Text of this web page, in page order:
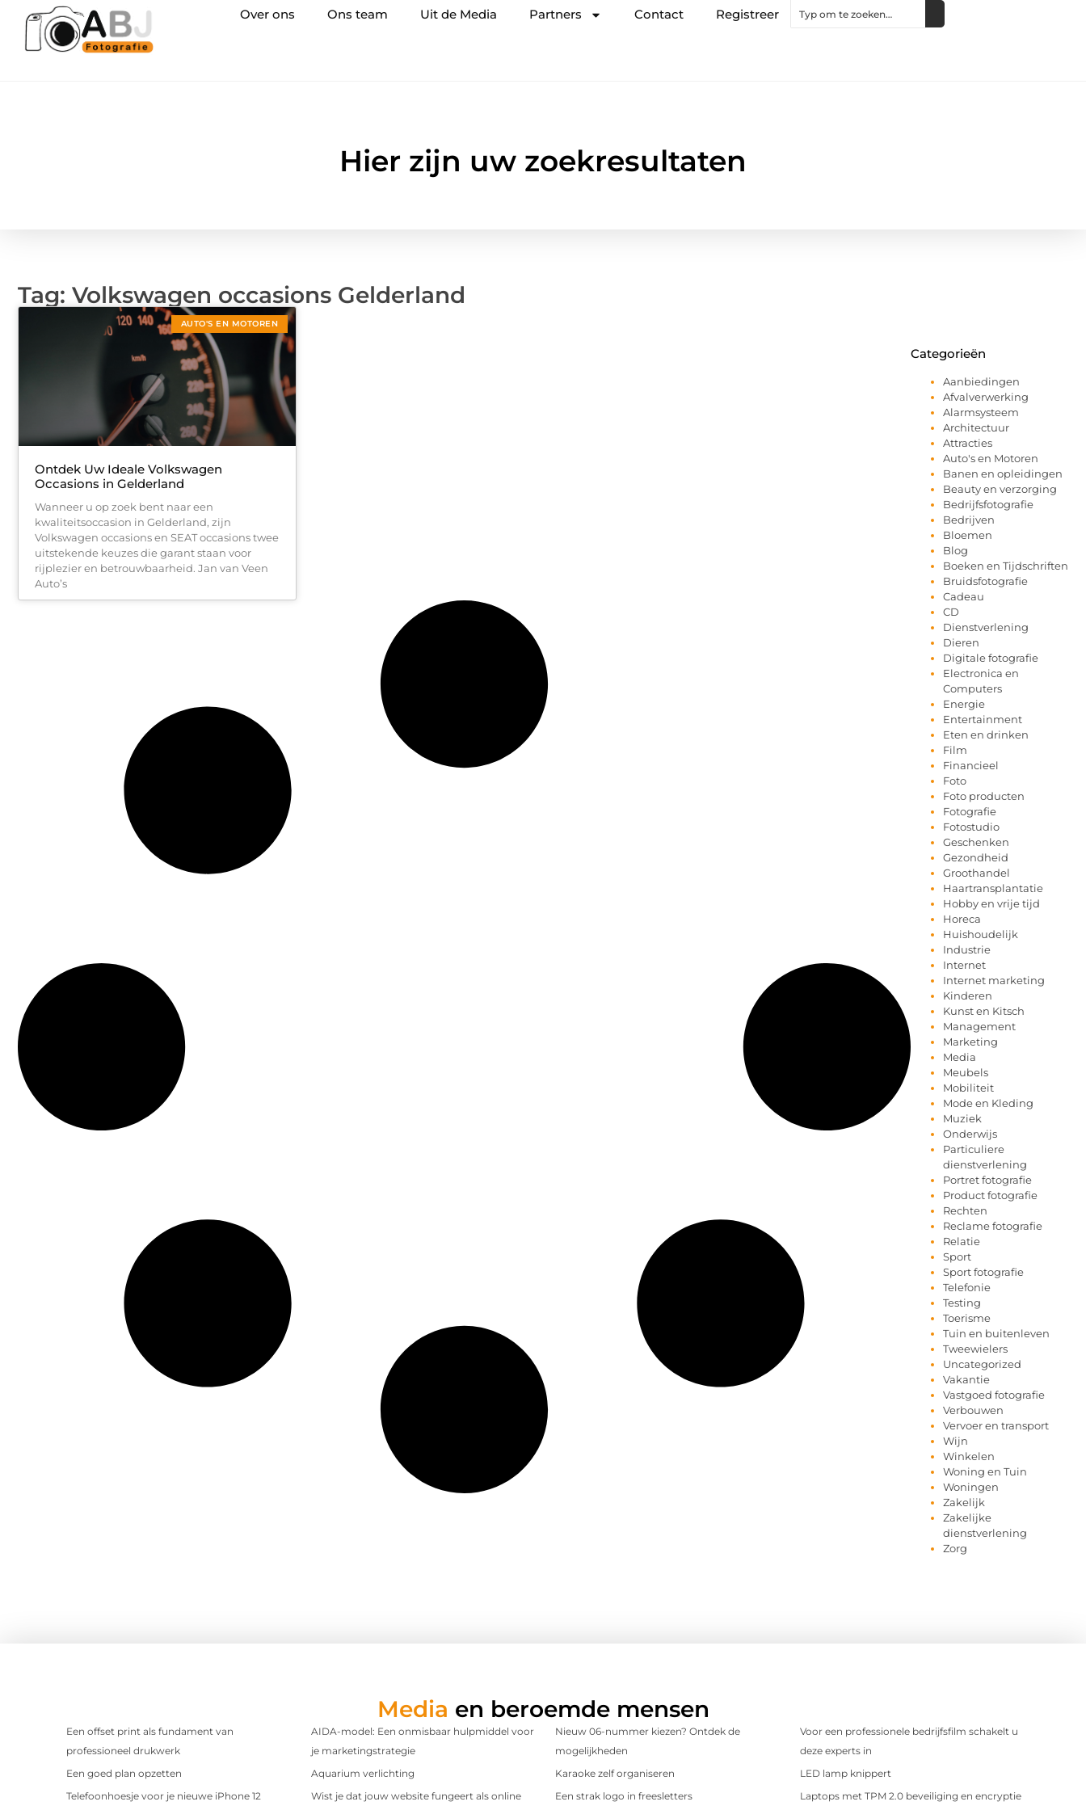
Over ons Ons team Uit de Media Partners Contact Registreer
Hier zijn uw zoekresultaten
Tag: Volkswagen occasions Gelderland
AUTO'S EN MOTOREN
Ontdek Uw Ideale Volkswagen
Occasions in Gelderland
Wanneer u op zoek bent naar een
kwaliteitsoccasion in Gelderland, zijn
Volkswagen occasions en SEAT occasions twee
uitstekende keuzes die garant staan voor
rijplezier en betrouwbaarheid. Jan van Veen
Auto’s
Categorieën
Aanbiedingen
Afvalverwerking
Alarmsysteem
Architectuur
Attracties
Auto's en Motoren
Banen en opleidingen
Beauty en verzorging
Bedrijfsfotografie
Bedrijven
Bloemen
Blog
Boeken en Tijdschriften
Bruidsfotografie
Cadeau
CD
Dienstverlening
Dieren
Digitale fotografie
Electronica en
Computers
Energie
Entertainment
Eten en drinken
Film
Financieel
Foto
Foto producten
Fotografie
Fotostudio
Geschenken
Gezondheid
Groothandel
Haartransplantatie
Hobby en vrije tijd
Horeca
Huishoudelijk
Industrie
Internet
Internet marketing
Kinderen
Kunst en Kitsch
Management
Marketing
Media
Meubels
Mobiliteit
Mode en Kleding
Muziek
Onderwijs
Particuliere
dienstverlening
Portret fotografie
Product fotografie
Rechten
Reclame fotografie
Relatie
Sport
Sport fotografie
Telefonie
Testing
Toerisme
Tuin en buitenleven
Tweewielers
Uncategorized
Vakantie
Vastgoed fotografie
Verbouwen
Vervoer en transport
Wijn
Winkelen
Woning en Tuin
Woningen
Zakelijk
Zakelijke
dienstverlening
Zorg
Media en beroemde mensen
Een offset print als fundament van
professioneel drukwerk
AIDA-model: Een onmisbaar hulpmiddel voor
je marketingstrategie
Nieuw 06-nummer kiezen? Ontdek de
mogelijkheden
Voor een professionele bedrijfsfilm schakelt u
deze experts in
Een goed plan opzetten
Aquarium verlichting Karaoke zelf organiseren
LED lamp knippert
Telefoonhoesje voor je nieuwe iPhone 12
Wist je dat jouw website fungeert als online
Een strak logo in freesletters Laptops met TPM 2.0 beveiliging en encryptie